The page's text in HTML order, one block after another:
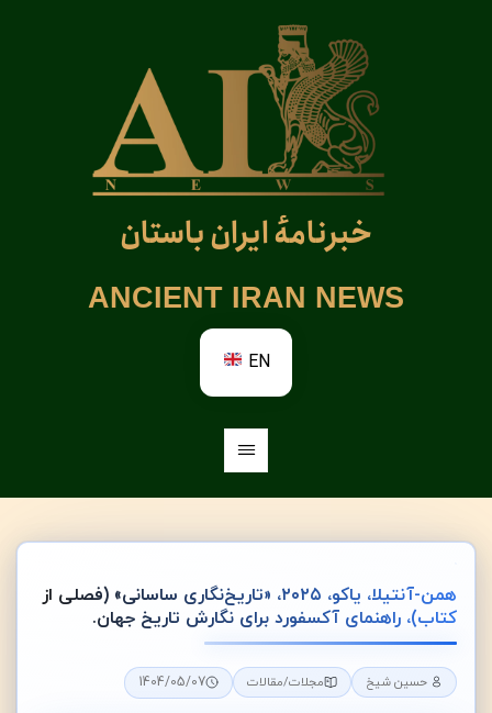
خبرنامهٔ ایران باستان
ANCIENT IRAN NEWS
EN
همن-آنتیلا، یاکو، ۲۰۲۵، «تاریخ‌نگاری ساسانی» (فصلی از
کتاب)، راهنمای آکسفورد برای نگارش تاریخ جهان.
حسین شیخ مجلات/مقالات 1404/05/07